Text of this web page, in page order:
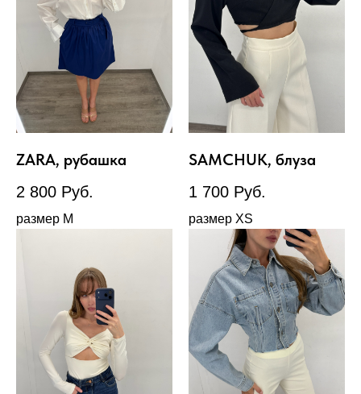
ZARA, рубашка
2 800 Руб.
размер М
SAMCHUK, блуза
1 700 Руб.
размер XS